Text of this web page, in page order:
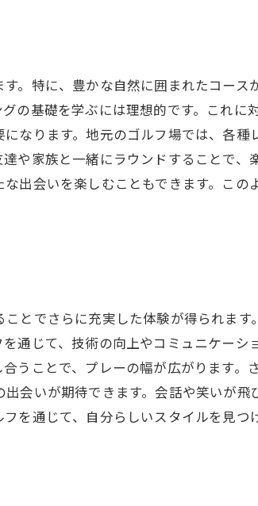
。特に、豊かな自然に囲まれたコース
の基礎を学ぶには理想的です。これに
なります。地元のゴルフ場では、各
や家族と一緒にラウンドすることで、
出会いを楽しむこともできます。こ
とでさらに充実した体験が得られます
通じて、技術の向上やコミュニケーシ
うことで、プレーの幅が広がります。
会いが期待できます。会話や笑いが
を通じて、自分らしいスタイルを見